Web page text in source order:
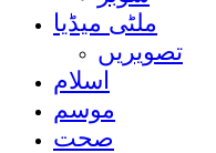
ملٹی میڈیا
تصویریں
اسلام
موسم
صحت